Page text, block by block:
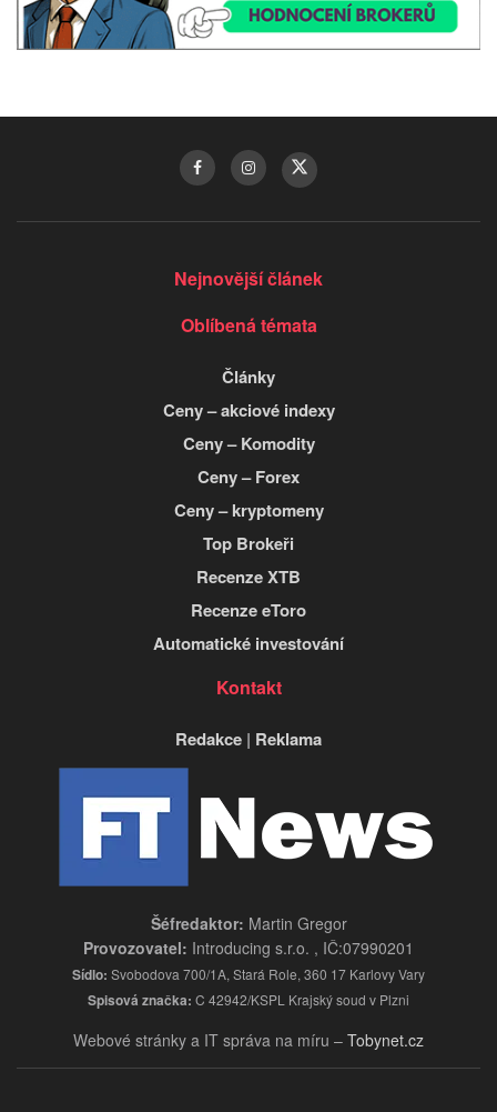
Nejnovější článek
Oblíbená témata
Články
Ceny – akciové indexy
Ceny – Komodity
Ceny – Forex
Ceny – kryptomeny
Top Brokeři
Recenze XTB
Recenze eToro
Automatické investování
Kontakt
Redakce | Reklama
Šéfredaktor: Martin Gregor
Provozovatel: Introducing s.r.o. , IČ:07990201
Sídlo: Svobodova 700/1A, Stará Role, 360 17 Karlovy Vary
Spisová značka: C 42942/KSPL Krajský soud v Plzni
Webové stránky a IT správa na míru – Tobynet.cz